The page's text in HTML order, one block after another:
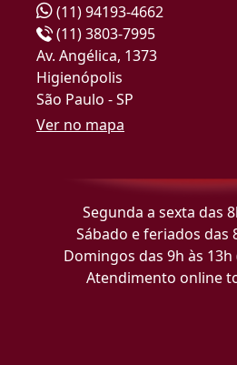
(11) 94193-4662
(11) 3803-7995
Av. Angélica, 1373
Higienópolis
São Paulo - SP
Ver no mapa
Segunda a sexta das
Sábado e feriados das
Domingos das 9h às
Atendimento online